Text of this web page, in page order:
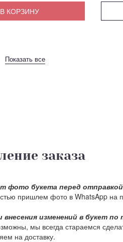
В КОРЗИНУ
Показать все
заказа
фото букета перед
пришлем фото в WhatsApp на
изменений в букет
мы всегда стараемся
на доставку.